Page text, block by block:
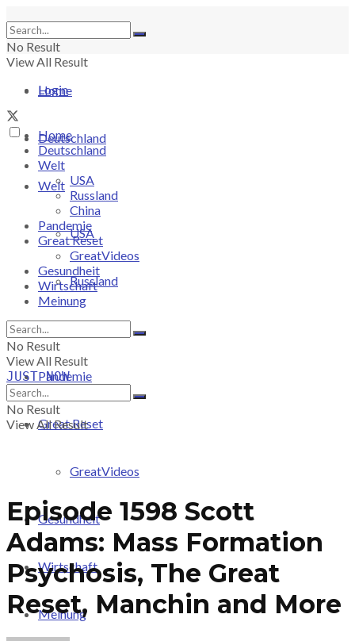
No Result
View All Result
Login
Home
Deutschland
Welt
USA
Russland
Pandemie
Great Reset
GreatVideos
Gesundheit
Wirtschaft
Meinung
Home
Deutschland
Welt
USA
Russland
China
Pandemie
Great Reset
GreatVideos
Gesundheit
Wirtschaft
Meinung
No Result
View All Result
JUST-NOW
No Result
View All Result
Episode 1598 Scott
Adams: Mass Formation
Psychosis, The Great
Reset, Manchin and More